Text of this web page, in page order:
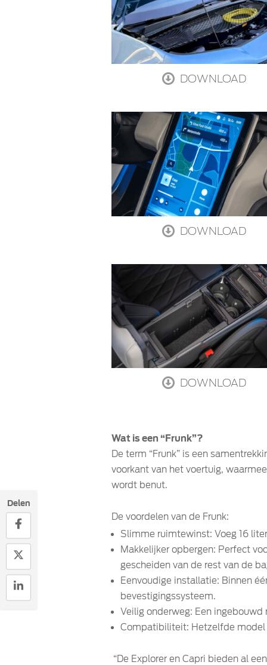
DOWNLOAD
DOWNLOAD
DOWNLOAD
Wat is een “Frunk”?
De term “Frunk” is een
voorkant van het voertuig,
wordt benut.
De voordelen van de Frunk:
Slimme ruimtewinst: Voeg 16
Makkelijker opbergen: Perfect
gescheiden van de rest van de
Eenvoudige installatie: Binnen
bevestigingssysteem.
Veilig onderweg: Een
Compatibiliteit: Hetzelfde model
“De Explorer en Capri bieden al
Delen